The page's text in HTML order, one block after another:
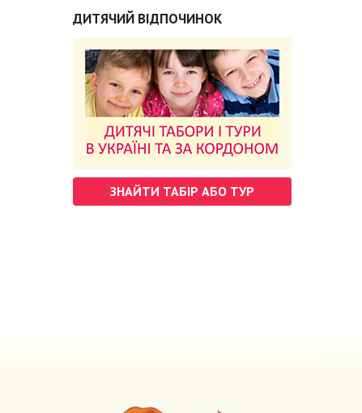
ДИТЯЧИЙ ВІДПОЧИНОК
ЗНАЙТИ ТАБІР АБО ТУР